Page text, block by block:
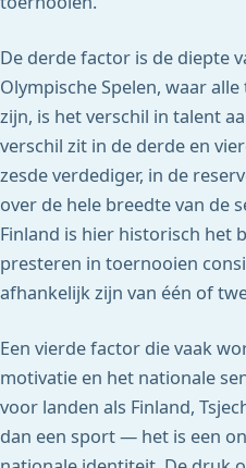
De derde factor is de diepte
Olympische Spelen, waar
zijn, is het verschil in talent
verschil zit in de derde en
zesde verdediger, in de
over de hele breedte van de
Finland is hier historisch het
presteren in toernooien
afhankelijk zijn van één of
Een vierde factor die vaak
motivatie en het nationale
voor landen als Finland,
dan een sport — het is een